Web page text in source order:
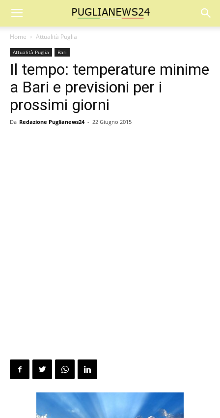
Home Attualità Puglia
Attualità Puglia Bari
Il tempo: temperature minime
a Bari e previsioni per i
prossimi giorni
Da Redazione Puglianews24 - 22 Giugno 2015